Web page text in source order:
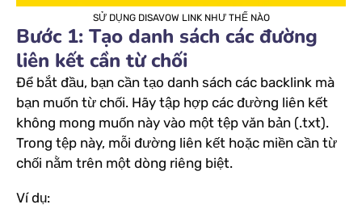
SỬ DỤNG DISAVOW LINK NHƯ THẾ NÀO
Bước 1: Tạo danh sách các đường
liên kết cần từ chối
Để bắt đầu, bạn cần tạo danh sách các backlink mà
bạn muốn từ chối. Hãy tập hợp các đường liên kết
không mong muốn này vào một tệp văn bản (.txt).
Trong tệp này, mỗi đường liên kết hoặc miền cần từ
chối nằm trên một dòng riêng biệt.
Ví dụ: